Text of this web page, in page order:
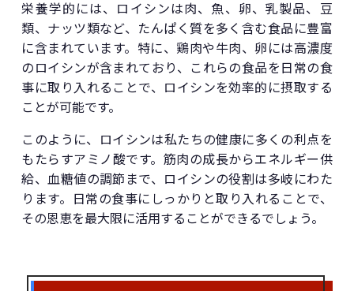
栄養学的には、ロイシンは肉、魚、卵、乳製品、豆
類、ナッツ類など、たんぱく質を多く含む食品に豊富
に含まれています。特に、鶏肉や牛肉、卵には高濃度
のロイシンが含まれており、これらの食品を日常の食
事に取り入れることで、ロイシンを効率的に摂取する
ことが可能です。
このように、ロイシンは私たちの健康に多くの利点を
もたらすアミノ酸です。筋肉の成長からエネルギー供
給、血糖値の調節まで、ロイシンの役割は多岐にわた
ります。日常の食事にしっかりと取り入れることで、
その恩恵を最大限に活用することができるでしょう。